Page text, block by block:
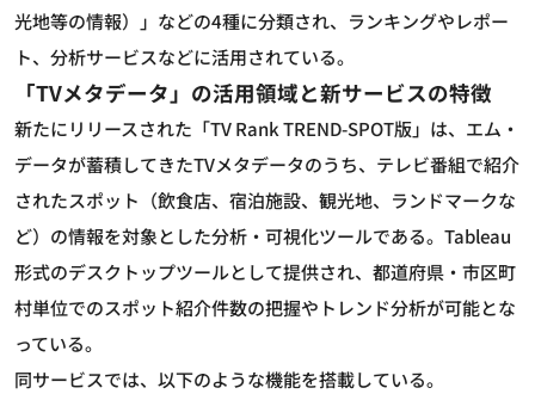
光地等の情報）」などの4種に分類され、ランキングやレポー
ト、分析サービスなどに活用されている。
「TVメタデータ」の活用領域と新サービスの特徴
新たにリリースされた「TV Rank TREND-SPOT版」は、エム・
データが蓄積してきたTVメタデータのうち、テレビ番組で紹介
されたスポット（飲食店、宿泊施設、観光地、ランドマークな
ど）の情報を対象とした分析・可視化ツールである。Tableau
形式のデスクトップツールとして提供され、都道府県・市区町
村単位でのスポット紹介件数の把握やトレンド分析が可能とな
っている。
同サービスでは、以下のような機能を搭載している。